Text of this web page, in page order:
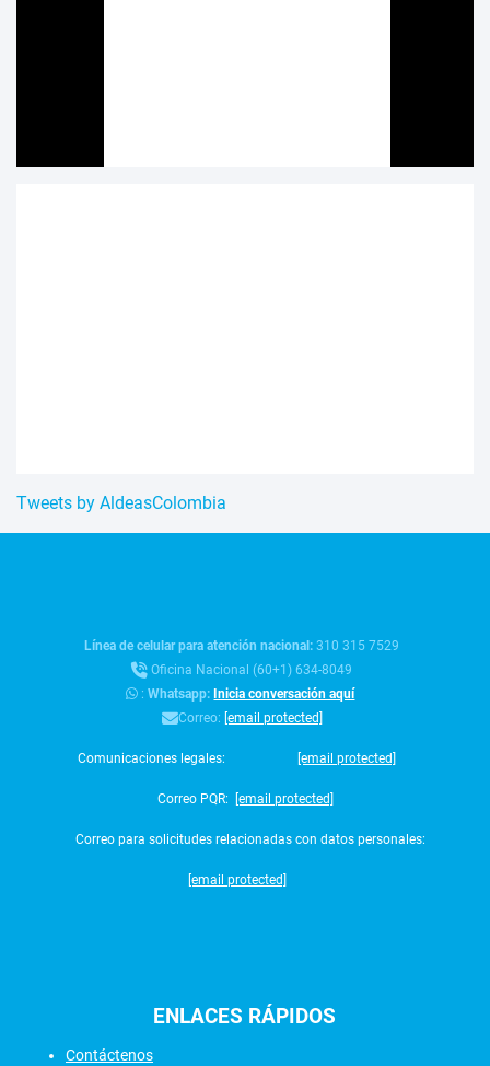
Tweets by AldeasColombia
Línea de celular para atención nacional:310 315 7529
Oficina Nacional (60+1) 634-8049
:Whatsapp: Inicia conversación aquí
Correo: [email protected]
Comunicaciones legales: [email protected]
Correo PQR: [email protected]
Correo para solicitudes relacionadas con datos personales:
[email protected]
ENLACES RÁPIDOS
Contáctenos